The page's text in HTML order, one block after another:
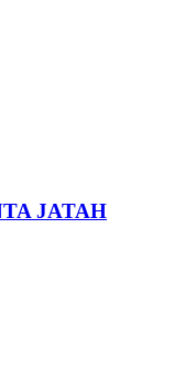
JATAH